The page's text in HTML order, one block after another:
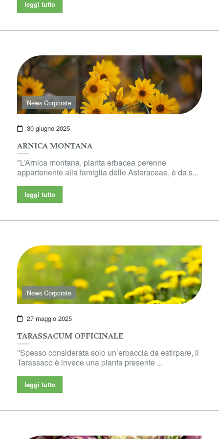
leggi tutto
News Corporate
30 giugno 2025
ARNICA MONTANA
"L’Arnica montana, pianta erbacea perenne
appartenente alla famiglia delle Asteraceae, è da s...
leggi tutto
News Corporate
27 maggio 2025
TARASSACUM OFFICINALE
"Spesso considerata solo un’erbaccia da estirpare, il
Tarassaco è invece una pianta presente ...
leggi tutto